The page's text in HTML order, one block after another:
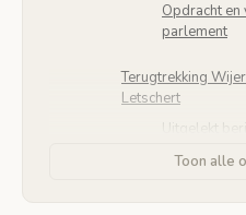
Opdracht en
parlement
Terugtrekking
Letschert
Toon alle